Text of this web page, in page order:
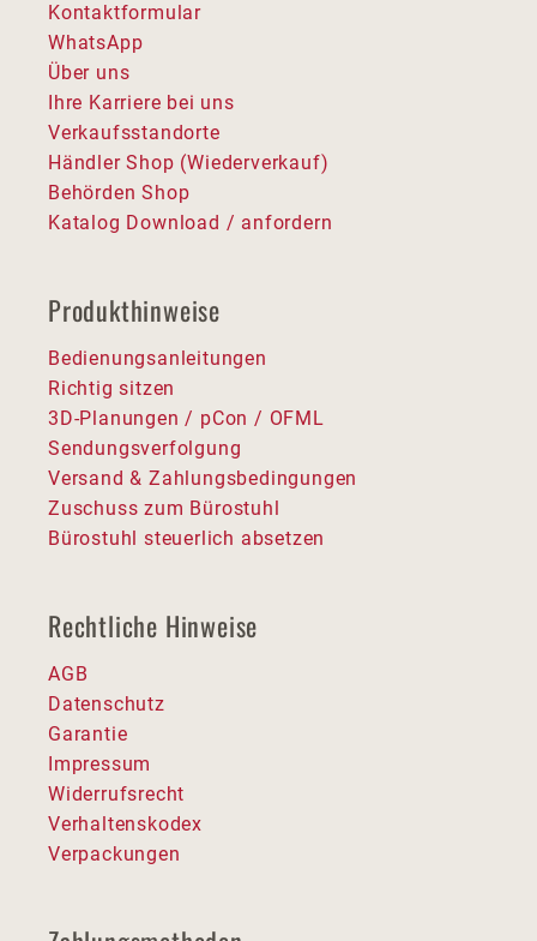
Kontaktformular
WhatsApp
Über uns
Ihre Karriere bei uns
Verkaufsstandorte
Händler Shop (Wiederverkauf)
Behörden Shop
Katalog Download / anfordern
Produkthinweise
Bedienungsanleitungen
Richtig sitzen
3D-Planungen / pCon / OFML
Sendungsverfolgung
Versand & Zahlungsbedingungen
Zuschuss zum Bürostuhl
Bürostuhl steuerlich absetzen
Rechtliche Hinweise
AGB
Datenschutz
Garantie
Impressum
Widerrufsrecht
Verhaltenskodex
Verpackungen